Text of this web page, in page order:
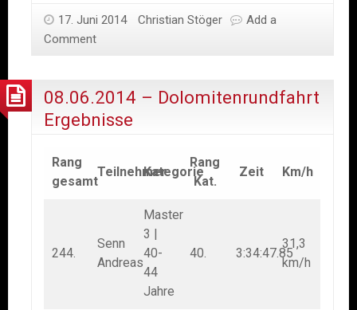
RM
17. Juni 2014 Christian Stöger
Add a
Comment
08.06.2014 – Dolomitenrundfahrt
Ergebnisse
Rang
gesamt
TeilnehmerKategorie
Rang
Kat.
Zeit Km/h
244.
Senn
Andreas
Master
3 |
40-
44
Jahre
40. 3:34:47.85
31,3
km/h